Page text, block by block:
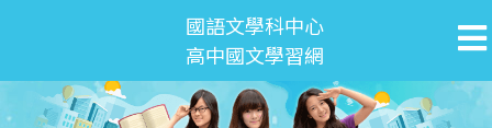
國語文學科中心
高中國文學習網